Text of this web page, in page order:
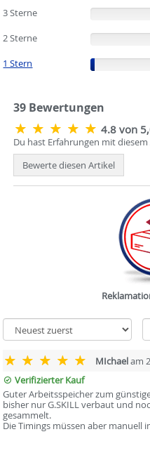
3 Sterne
2 Sterne
1 Stern
(3%)
39 Bewertungen
4.8 von
Du hast Erfahrungen mit diesem
Bewerte diesen Artikel
MIchaelam
Verifizierter Kauf
Guter Arbeitsspeicher zum
bisher nur G.SKILL verbaut und
gesammelt.
Die Timings müssen aber manuell